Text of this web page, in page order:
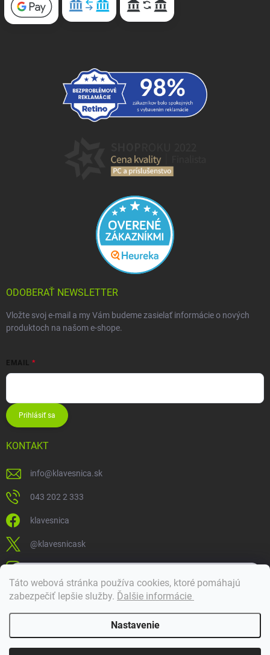
Táto webová stránka používa cookies, ktoré pomáhajú
zabezpečiť lepšie služby. Ďalšie informácie
Nastavenie
ODOBERAŤ NEWSLETTER
Vložte svoj e-mail a my Vám budeme zasielať informácie o nových
produktoch na našom e-shope.
EMAIL
Prihlásiť sa
KONTAKT
info@klavesnica.sk
043 202 2 333
klavesnica
@klavesnicask
klavesnica_sk
Doprava a platba
Dobrý deň! 👋 Pomôžem vám nájsť správny diel. Napíšte mi.